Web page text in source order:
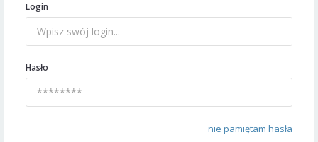
Login
Hasło
nie pamiętam hasła